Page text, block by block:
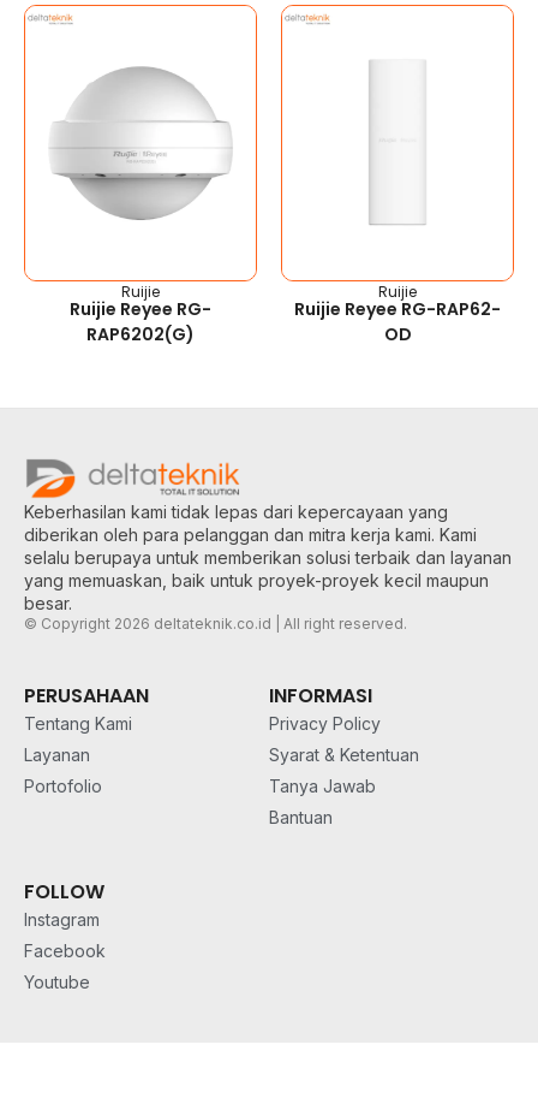
Ruijie
Ruijie Reyee RG-
RAP6202(G)
Ruijie
Ruijie Reyee RG-RAP62-
OD
Keberhasilan kami tidak lepas dari kepercayaan yang
diberikan oleh para pelanggan dan mitra kerja kami. Kami
selalu berupaya untuk memberikan solusi terbaik dan layanan
yang memuaskan, baik untuk proyek-proyek kecil maupun
besar.
© Copyright 2026 deltateknik.co.id | All right reserved.
PERUSAHAAN
Tentang Kami
Layanan
Portofolio
INFORMASI
Privacy Policy
Syarat & Ketentuan
Tanya Jawab
Bantuan
FOLLOW
Instagram
Facebook
Youtube